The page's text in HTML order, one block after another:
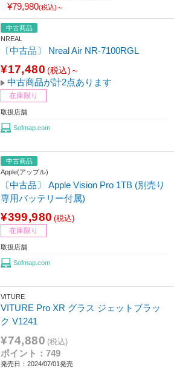
¥79,980(税込)～
中古商品
NREAL
〔中古品〕 Nreal Air NR-7100RGL
¥17,480 (税込)～
中古商品が計2点あります
在庫限り
取扱店舗
Sofmap.com
中古商品
Apple(アップル)
〔中古品〕 Apple Vision Pro 1TB (別売り
専用バッテリー付属)
¥399,980 (税込)
在庫限り
取扱店舗
Sofmap.com
VITURE
VITURE Pro XR グラス ジェットブラッ
ク V1241
¥74,880 (税込)
ポイント：749
発売日：2024/07/01発売